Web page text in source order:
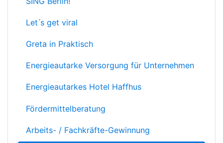
Let ́s get viral
Greta in Praktisch
Energieautarke Versorgung für Unternehmen
Energieautarkes Hotel Haffhus
Fördermittelberatung
Arbeits- / Fachkräfte-Gewinnung